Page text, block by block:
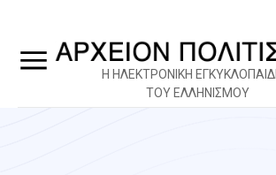
Η ΗΛΕΚΤΡΟΝΙΚΗ
ΤΟΥ ΕΛΛΗΝΙΣΜΟΥ